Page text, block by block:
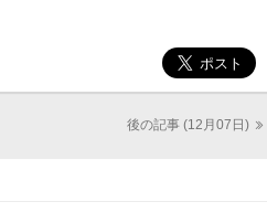
後の記事 (12月07日)